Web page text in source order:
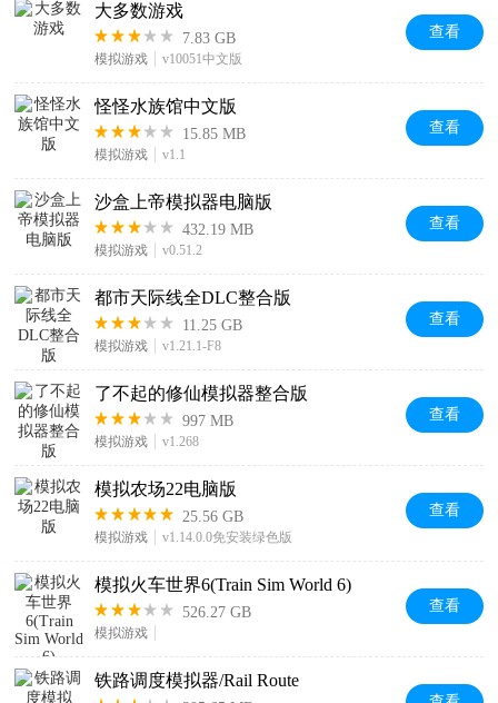
大多数游戏
7.83 GB
模拟游戏 v10051中文版
查看
怪怪水族馆中文版
15.85 MB
模拟游戏 v1.1
查看
沙盒上帝模拟器电脑版
432.19 MB
模拟游戏 v0.51.2
查看
都市天际线全DLC整合版
11.25 GB
模拟游戏 v1.21.1-F8
查看
了不起的修仙模拟器整合版
997 MB
模拟游戏 v1.268
查看
模拟农场22电脑版
25.56 GB
模拟游戏 v1.14.0.0免安装绿色版
查看
模拟火车世界6(Train Sim World 6)
526.27 GB
模拟游戏
查看
铁路调度模拟器/Rail Route